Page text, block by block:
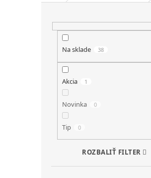
BOČNÝ PANEL
Na sklade 38
Akcia 1
Novinka 0
Tip 0
ROZBALIŤ FILTER